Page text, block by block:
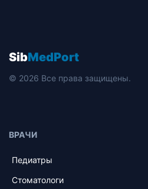
SibMedPort
© 2026 Все права защищены.
ВРАЧИ
Педиатры
Стоматологи